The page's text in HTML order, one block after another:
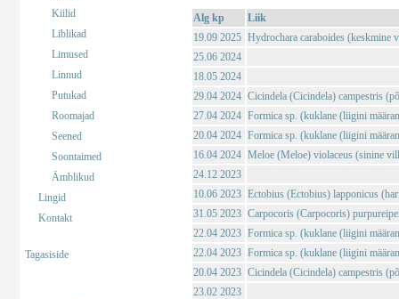
Kiilid
Liblikad
Limused
Linnud
Putukad
Roomajad
Seened
Soontaimed
Ämblikud
Lingid
Kontakt
Tagasiside
Alg kp
Liik
19.09 2025 Hydrochara caraboides (keskmine
25.06 2024
18.05 2024
29.04 2024 Cicindela (Cicindela) campestris
27.04 2024 Formica sp. (kuklane (liigini
20.04 2024 Formica sp. (kuklane (liigini
16.04 2024 Meloe (Meloe) violaceus (sinine
24.12 2023
10.06 2023 Ectobius (Ectobius) lapponicus
31.05 2023 Carpocoris (Carpocoris)
22.04 2023 Formica sp. (kuklane (liigini
22.04 2023 Formica sp. (kuklane (liigini
20.04 2023 Cicindela (Cicindela) campestris
23.02 2023